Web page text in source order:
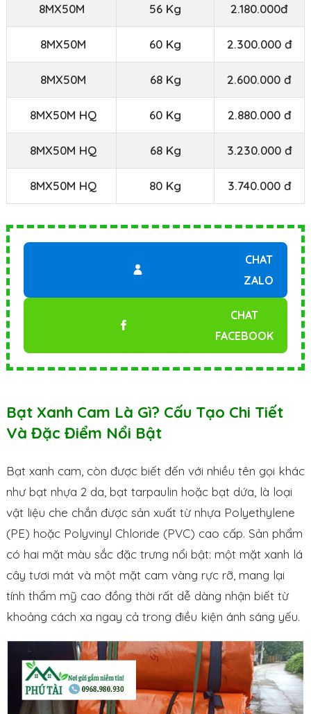
8MX50M 56 Kg 2.180.000đ
8MX50M 60 Kg 2.300.000 đ
8MX50M 68 Kg 2.600.000 đ
8MX50M HQ 60 Kg 2.880.000 đ
8MX50M HQ 68 Kg 3.230.000 đ
8MX50M HQ 80 Kg 3.740.000 đ
CHAT
ZALO
CHAT
FACEBOOK
Bạt Xanh Cam Là Gì? Cấu Tạo Chi Tiết
Và Đặc Điểm Nổi Bật
Bạt xanh cam, còn được biết đến với nhiều tên gọi khác
như bạt nhựa 2 da, bạt tarpaulin hoặc bạt dứa, là loại
vật liệu che chắn được sản xuất từ nhựa Polyethylene
(PE) hoặc Polyvinyl Chloride (PVC) cao cấp. Sản phẩm
có hai mặt màu sắc đặc trưng nổi bật: một mặt xanh lá
cây tươi mát và một mặt cam vàng rực rỡ, mang lại
tính thẩm mỹ cao đồng thời rất dễ dàng nhận biết từ
khoảng cách xa ngay cả trong điều kiện ánh sáng yếu.